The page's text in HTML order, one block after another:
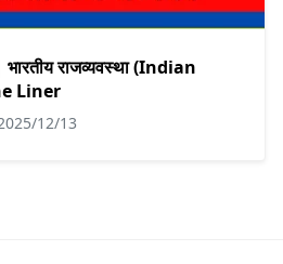
राजव्यवस्था (Indian
Liner
12/13